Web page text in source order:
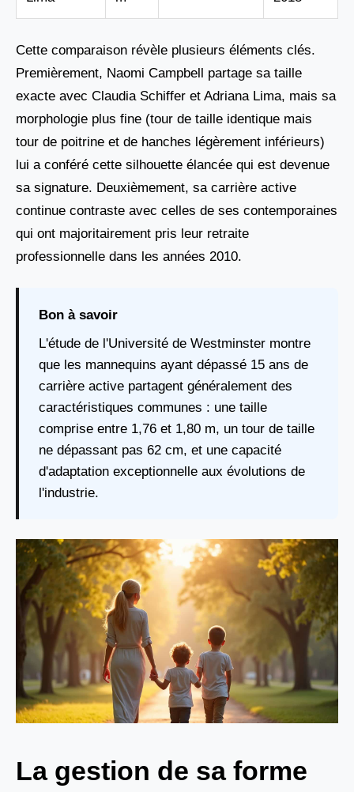
Cette comparaison révèle plusieurs éléments clés.
Premièrement, Naomi Campbell partage sa taille
exacte avec Claudia Schiffer et Adriana Lima, mais sa
morphologie plus fine (tour de taille identique mais
tour de poitrine et de hanches légèrement inférieurs)
lui a conféré cette silhouette élancée qui est devenue
sa signature. Deuxièmement, sa carrière active
continue contraste avec celles de ses contemporaines
qui ont majoritairement pris leur retraite
professionnelle dans les années 2010.
Bon à savoir
L'étude de l'Université de Westminster montre
que les mannequins ayant dépassé 15 ans de
carrière active partagent généralement des
caractéristiques communes : une taille
comprise entre 1,76 et 1,80 m, un tour de taille
ne dépassant pas 62 cm, et une capacité
d'adaptation exceptionnelle aux évolutions de
l'industrie.
La gestion de sa forme